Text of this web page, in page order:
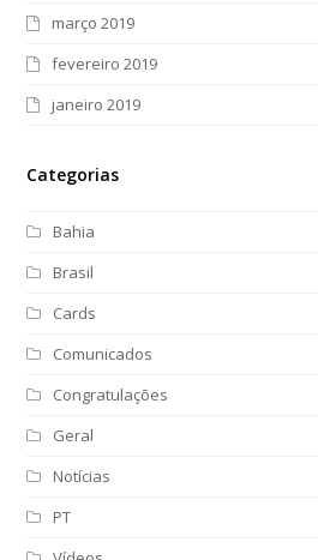
março 2019
fevereiro 2019
janeiro 2019
Categorias
Bahia
Brasil
Cards
Comunicados
Congratulações
Geral
Notícias
PT